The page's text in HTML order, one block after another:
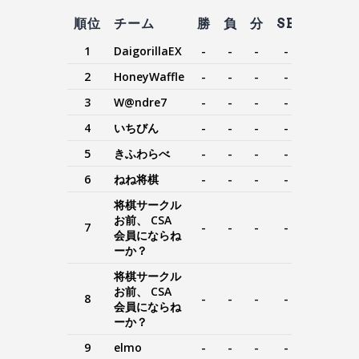
順位 チーム 勝 負 分 SB
1
DaigorillaEX - - - -
2
HoneyWaffle - - - -
3
W@ndre7 - - - -
4
いちびん - - - -
5
きふわらべ - - - -
6
ねね将棋 - - - -
7
将棋サークル
お前、 CSA
会員にならね
ーか？
- - - -
8
将棋サークル
お前、 CSA
会員にならね
ーか？
- - - -
9 elmo - - - -